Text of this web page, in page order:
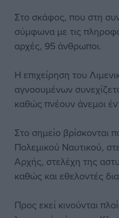
Στο σκάφος, που στη
σύμφωνα με τις
αρχές, 95 άνθρωποι.
Η επιχείρηση του
αγνοουμένων
καθώς πνέουν άνεμοι
Στο σημείο βρίσκονται
Πολεμικού Ναυτικού,
Αρχής, στελέχη της
καθώς και εθελοντές
Προς εκεί κινούνται